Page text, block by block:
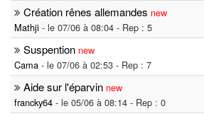
Création rênes allemandes new
Mathji - le 07/06 à 08:04 - Rep : 5
Suspention new
Cama - le 07/06 à 02:53 - Rep : 7
Aide sur l'éparvin new
francky64 - le 05/06 à 08:14 - Rep : 0